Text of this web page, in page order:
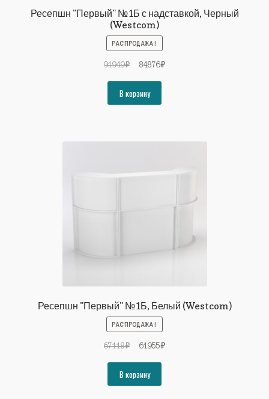
Ресепшн "Первый" №1Б с надставкой, Черный
(Westcom)
РАСПРОДАЖА!
91949₽
Первоначальная
составляла
91949₽.
84876₽Текущая
В корзину
Ресепшн "Первый" №1Б, Белый (Westcom)
РАСПРОДАЖА!
67118₽
Первоначальная
составляла
67118₽.
61955₽Текущая
В корзину